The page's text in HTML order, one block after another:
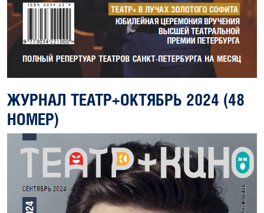
ЖУРНАЛ ТЕАТР+ОКТЯБРЬ 2024 (48
НОМЕР)